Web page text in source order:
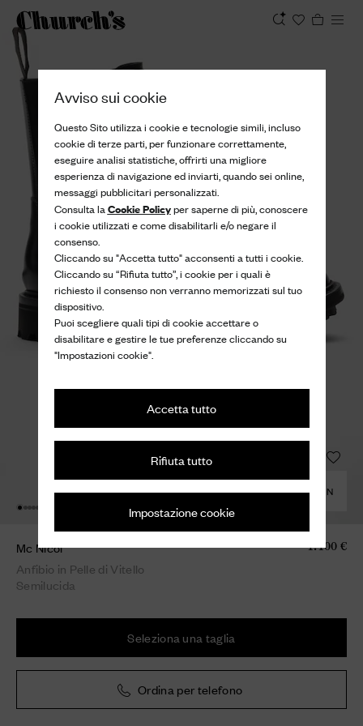
Avviso sui cookie
Questo Sito utilizza i cookie e tecnologie simili, incluso
cookie di terze parti, per funzionare correttamente,
eseguire analisi statistiche, offrirti una migliore
esperienza di navigazione ed inviarti, quando sei online,
messaggi pubblicitari personalizzati.
Consulta la Cookie Policyper saperne di più, conoscere
i cookie utilizzati e come disabilitarli e/o negare il
consenso.
Cliccando su "Accetta tutto" acconsenti a tutti i cookie.
Cliccando su “Rifiuta tutto”, i cookie per i quali è
richiesto il consenso non verranno memorizzati sul tuo
dispositivo.
Puoi scegliere quali tipi di cookie accettare o
disabilitare e gestire le tue preferenze cliccando su
"Impostazioni cookie".
Accetta tutto
Rifiuta tutto
Impostazione cookie
COMBINA CON
Mc Nicol
Anfibio in Pelle di Vitello
Semilucida
1.100 €
Seleziona una taglia
Ordina per telefono